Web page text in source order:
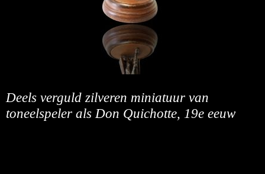
Deels verguld zilveren miniatuur van
toneelspeler als Don Quichotte, 19e eeuw